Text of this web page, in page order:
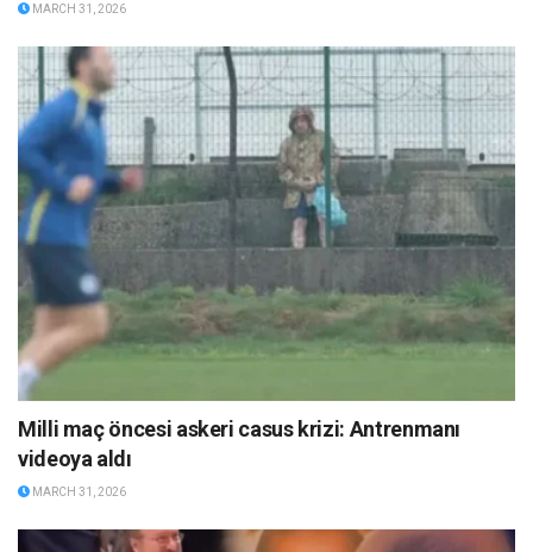
MARCH 31, 2026
Milli maç öncesi askeri casus krizi: Antrenmanı
videoya aldı
MARCH 31, 2026